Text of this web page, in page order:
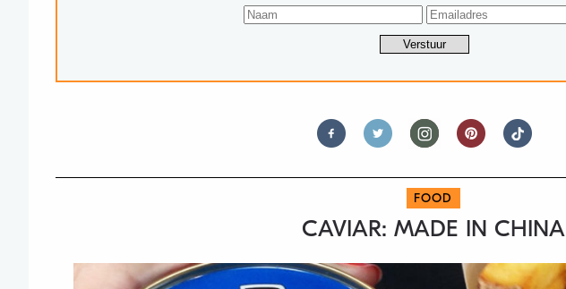
FOOD
CAVIAR: MADE IN CHINA